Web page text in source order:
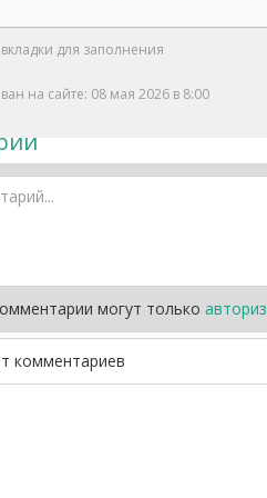
для заполнения
на сайте: 08 мая 2026 в 8:00
могут только
комментариев